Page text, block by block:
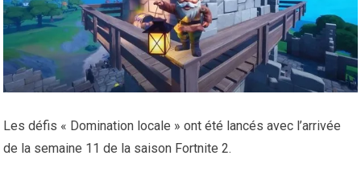
Les défis « Domination locale » ont été lancés avec l’arrivée
de la semaine 11 de la saison Fortnite 2.